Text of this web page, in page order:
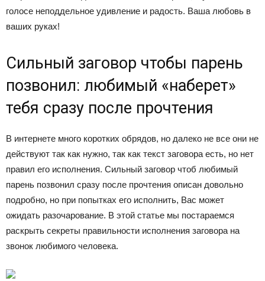
голосе неподдельное удивление и радость. Ваша любовь в
ваших руках!
Сильный заговор чтобы парень
позвонил: любимый «наберет»
тебя сразу после прочтения
В интернете много коротких обрядов, но далеко не все они не
действуют так как нужно, так как текст заговора есть, но нет
правил его исполнения. Сильный заговор чтоб любимый
парень позвонил сразу после прочтения описан довольно
подробно, но при попытках его исполнить, Вас может
ожидать разочарование. В этой статье мы постараемся
раскрыть секреты правильности исполнения заговора на
звонок любимого человека.